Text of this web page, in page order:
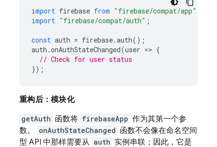
import firebase from "firebase/compat/app"
import "firebase/compat/auth" ;
const auth = firebase.auth();
auth .onAuthStateChanged(user => {
// Check for user status
});
重构后：模块化
getAuth 函数将 firebaseApp 作为其第一个参
数。
onAuthStateChanged 函数不会像在命名空间
型 API 中那样需要从 auth 实例串联；因此，它是